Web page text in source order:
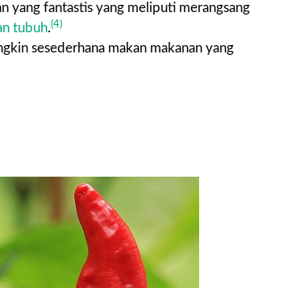
yang fantastis yang meliputi merangsang
tubuh.(4)
sesederhana makan makanan yang